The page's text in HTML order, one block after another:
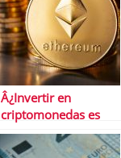
Â¿Invertir en
criptomonedas es
para todos los
inversores?